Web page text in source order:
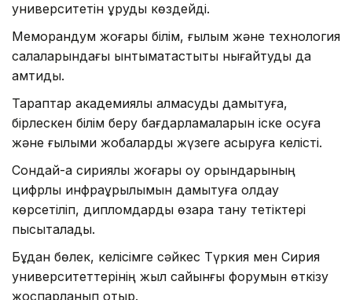
университетін құруды көздейді.
Меморандум жоғары білім, ғылым және технология
салаларындағы ынтымақтастықты нығайтуды да
қамтиды.
Тараптар академиялық алмасуды дамытуға,
бірлескен білім беру бағдарламаларын іске қосуға
және ғылыми жобаларды жүзеге асыруға келісті.
Сондай-ақ сириялық жоғары оқу орындарының
цифрлық инфрақұрылымын дамытуға қолдау
көрсетіліп, дипломдарды өзара тану тетіктері
пысықталады.
Бұдан бөлек, келісімге сәйкес Түркия мен Сирия
университеттерінің жыл сайынғы форумын өткізу
жоспарланып отыр.